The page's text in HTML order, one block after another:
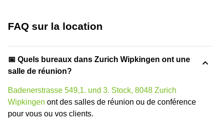
FAQ sur la location
📅 Quels bureaux dans Zurich Wipkingen ont une
salle de réunion?
Badenerstrasse 549,1. und 3. Stock, 8048 Zurich
Wipkingen ont des salles de réunion ou de conférence
pour vous ou vos clients.